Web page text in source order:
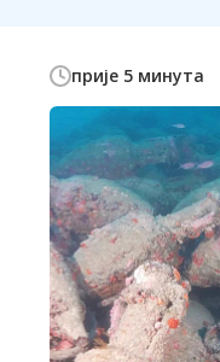
прије 5 минута